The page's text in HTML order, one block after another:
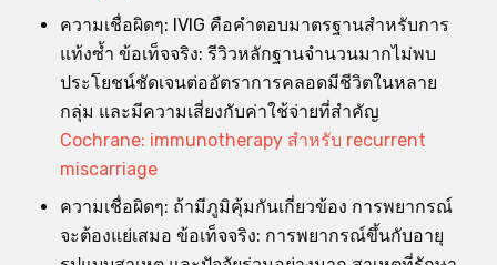
ความเชื่อผิดๆ: IVIG คือคำตอบมาตรฐานสำหรับการ
แท้งซ้ำ ข้อเท็จจริง: รีวิวหลักฐานจำนวนมากไม่พบ
ประโยชน์ชัดเจนต่ออัตราการคลอดมีชีวิตในหลาย
กลุ่ม และมีความเสี่ยงกับค่าใช้จ่ายที่สำคัญ
Cochrane: immunotherapy สำหรับ recurrent
miscarriage
ความเชื่อผิดๆ: ถ้ามีภูมิคุ้มกันเกี่ยวข้อง การพยากรณ์
จะต้องแย่เสมอ ข้อเท็จจริง: การพยากรณ์ขึ้นกับอายุ